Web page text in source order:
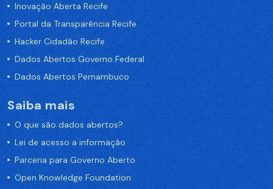
Inovação Aberta Recife
Portal da Transparência Recife
Hacker Cidadão Recife
Dados Abertos Governo Federal
Dados Abertos Pernambuco
Saiba mais
O que são dados abertos?
Lei de acesso a informação
Parceria para Governo Aberto
Open Knowledge Foundation